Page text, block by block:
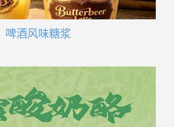
啤酒风味糖浆